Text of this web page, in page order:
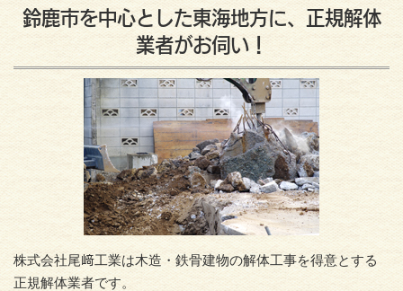
鈴鹿市を中心とした東海地方に、正規解体
業者がお伺い！
株式会社尾﨑工業は木造・鉄骨建物の解体工事を得意とする
正規解体業者です。